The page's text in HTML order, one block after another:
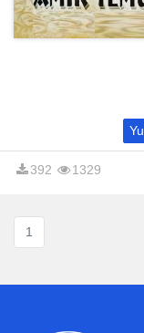
392 1329
1